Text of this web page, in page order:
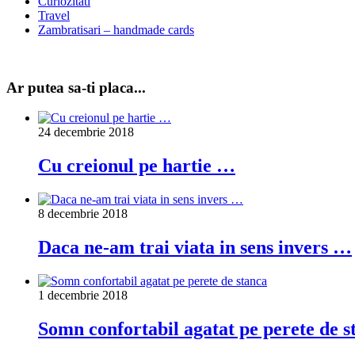
Travel
Zambratisari – handmade cards
Ar putea sa-ti placa...
24 decembrie 2018
Cu creionul pe hartie …
8 decembrie 2018
Daca ne-am trai viata in sens invers …
1 decembrie 2018
Somn confortabil agatat pe perete de